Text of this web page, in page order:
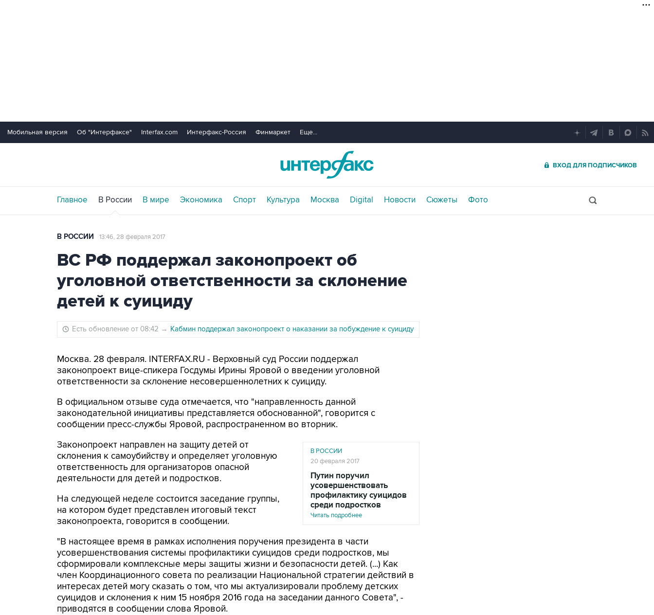
Мобильная версия Об "Интерфаксе" Interfax.com Интерфакс-Россия Финмаркет Еще...
ВХОД ДЛЯ ПОДПИСЧИКОВ
Главное В России В мире Экономика Спорт Культура Москва Digital Новости Сюжеты Фото
В РОССИИ 13:46, 28 февраля 2017
ВС РФ поддержал законопроект об
уголовной ответственности за склонение
детей к суициду
Есть обновление от 08:42 → Кабмин поддержал законопроект о наказании за побуждение к суициду
Москва. 28 февраля. INTERFAX.RU - Верховный суд России поддержал
законопроект вице-спикера Госдумы Ирины Яровой о введении уголовной
ответственности за склонение несовершеннолетних к суициду.
В официальном отзыве суда отмечается, что "направленность данной
законодательной инициативы представляется обоснованной", говорится с
сообщении пресс-службы Яровой, распространенном во вторник.
В РОССИИ
20 февраля 2017
Путин поручил
усовершенствовать
профилактику суицидов
среди подростков
Читать подробнее
Законопроект направлен на защиту детей от
склонения к самоубийству и определяет уголовную
ответственность для организаторов опасной
деятельности для детей и подростков.
На следующей неделе состоится заседание группы,
на котором будет представлен итоговый текст
законопроекта, говорится в сообщении.
"В настоящее время в рамках исполнения поручения президента в части
усовершенствования системы профилактики суицидов среди подростков, мы
сформировали комплексные меры защиты жизни и безопасности детей. (...) Как
член Координационного совета по реализации Национальной стратегии действий в
интересах детей могу сказать о том, что мы актуализировали проблему детских
суицидов и склонения к ним 15 ноября 2016 года на заседании данного Совета", -
приводятся в сообщении слова Яровой.